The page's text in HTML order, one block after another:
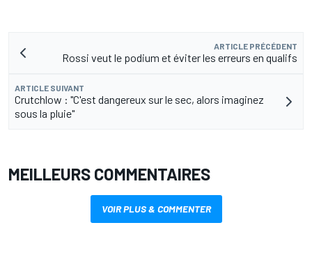
ARTICLE PRÉCÉDENT
Rossi veut le podium et éviter les erreurs en qualifs
ARTICLE SUIVANT
Crutchlow : "C'est dangereux sur le sec, alors imaginez
sous la pluie"
MEILLEURS COMMENTAIRES
VOIR PLUS & COMMENTER